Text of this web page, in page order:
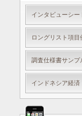
インタビューシー
ロングリスト項目
調査仕様書サンプ
インドネシア経済